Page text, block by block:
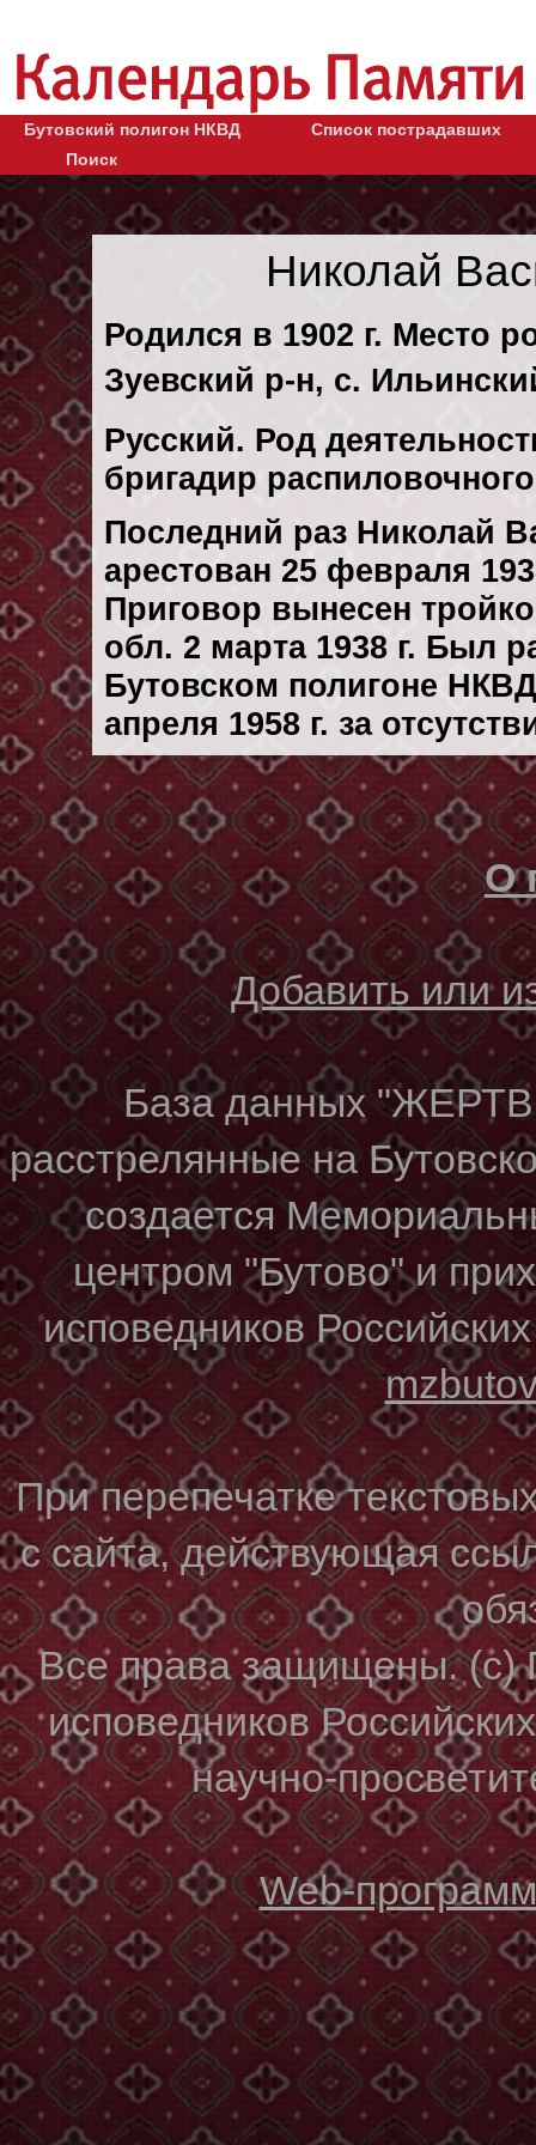
Бутовский полигон НКВД
Список пострадавших
Поиск
Николай
Родился в 1902 г. Место
Зуевский р-н, с.
Русский. Род
бригадир
Последний раз Николай
арестован 25 февраля
Приговор вынесен
обл. 2 марта 1938 г. Был
Бутовском полигоне
апреля 1958 г. за
О
Добавить или
База данных
расстрелянные на
создается
центром "Бутово" и
исповедников
При перепечатке
с сайта, действующая
Все права защищены. (с)
исповедников
научно-
Web-